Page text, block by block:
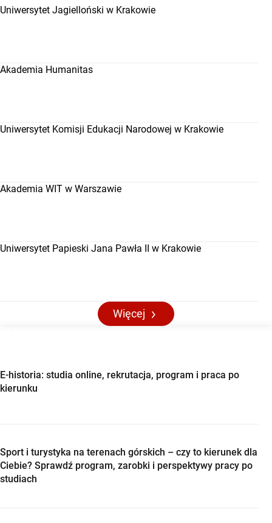
Uniwersytet Jagielloński w Krakowie
Akademia Humanitas
Uniwersytet Komisji Edukacji Narodowej w Krakowie
Akademia WIT w Warszawie
Uniwersytet Papieski Jana Pawła II w Krakowie
Więcej
E-historia: studia online, rekrutacja, program i praca po
kierunku
Sport i turystyka na terenach górskich – czy to kierunek dla
Ciebie? Sprawdź program, zarobki i perspektywy pracy po
studiach